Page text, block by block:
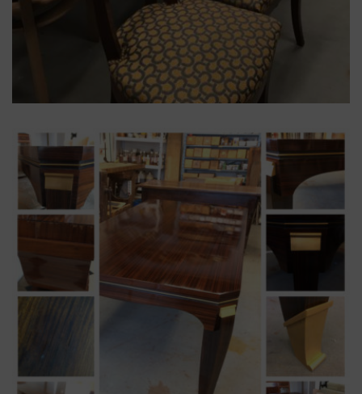
acajou,chaise ,restauration
Chaise époque « Restauration »
en acajou